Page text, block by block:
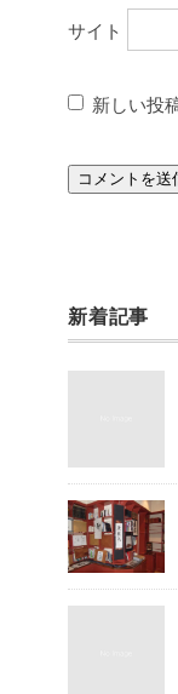
サイト
新しい投
新着記事